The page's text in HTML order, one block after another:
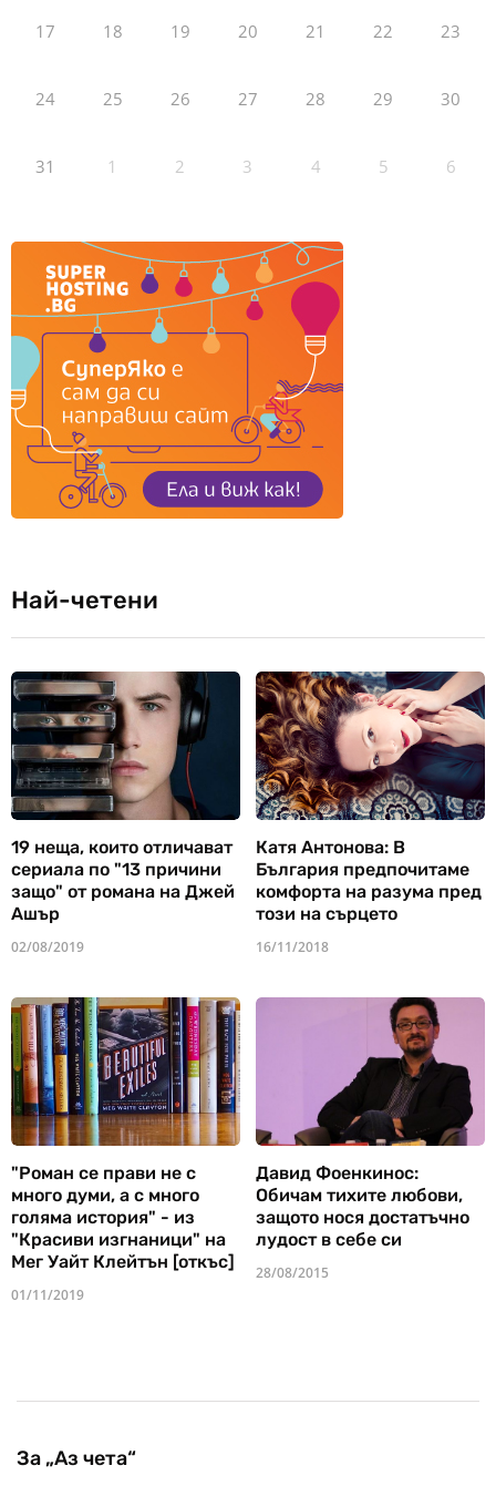
17 18 19 20 21 22 23
24 25 26 27 28 29 30
31 1 2 3 4 5 6
Най-четени
19 неща, които отличават
сериала по "13 причини
защо" от романа на Джей
Ашър
02/08/2019
Катя Антонова: В
България предпочитаме
комфорта на разума пред
този на сърцето
16/11/2018
"Роман се прави не с
много думи, а с много
голяма история" - из
"Красиви изгнаници" на
Мег Уайт Клейтън [откъс]
01/11/2019
Давид Фоенкинос:
Обичам тихите любови,
защото нося достатъчно
лудост в себе си
28/08/2015
За „Аз чета“